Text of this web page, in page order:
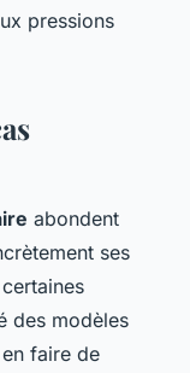
pressions
abondent
ses
des modèles
faire de